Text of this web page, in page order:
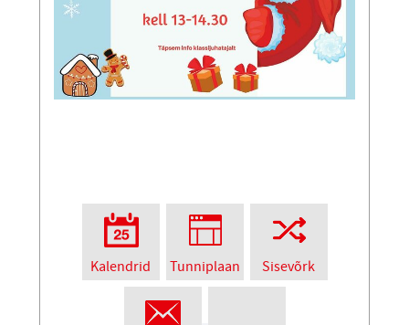
Kalendrid Tunniplaan Sisevõrk